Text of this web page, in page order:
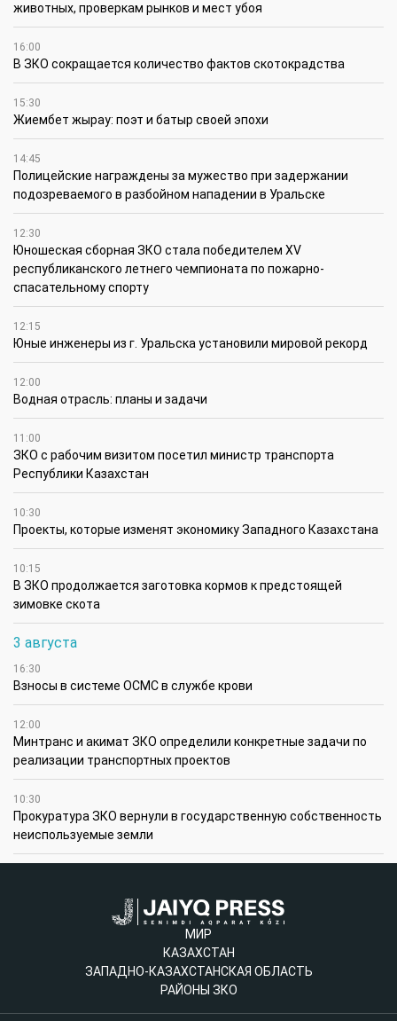
животных, проверкам рынков и мест убоя
16:00
В ЗКО сокращается количество фактов скотокрадства
15:30
Жиембет жырау: поэт и батыр своей эпохи
14:45
Полицейские награждены за мужество при задержании
подозреваемого в разбойном нападении в Уральске
12:30
Юношеская сборная ЗКО стала победителем XV
республиканского летнего чемпионата по пожарно-
спасательному спорту
12:15
Юные инженеры из г. Уральска установили мировой рекорд
12:00
Водная отрасль: планы и задачи
11:00
ЗКО с рабочим визитом посетил министр транспорта
Республики Казахстан
10:30
Проекты, которые изменят экономику Западного Казахстана
10:15
В ЗКО продолжается заготовка кормов к предстоящей
зимовке скота
3 августа
16:30
Взносы в системе ОСМС в службе крови
12:00
Минтранс и акимат ЗКО определили конкретные задачи по
реализации транспортных проектов
10:30
Прокуратура ЗКО вернули в государственную собственность
неиспользуемые земли
МИР
КАЗАХСТАН
ЗАПАДНО-КАЗАХСТАНСКАЯ ОБЛАСТЬ
РАЙОНЫ ЗКО